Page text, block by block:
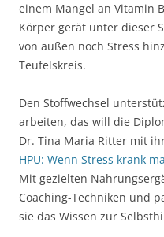
einem Mangel an Vitamin
Körper gerät unter dieser
von außen noch Stress
Teufelskreis.
Den Stoffwechsel
arbeiten, das will die
Dr. Tina Maria Ritter mit
HPU: Wenn Stress krank
Mit gezielten
Coaching-Techniken und
sie das Wissen zur